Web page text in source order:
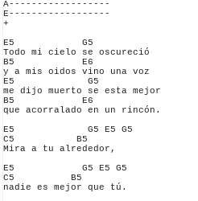
A------------------
E------------------
+
E5            G5
Todo mi cielo se oscureció
B5            E6
y a mis oidos vino una voz
E5             G5
me dijo muerto se esta mejor
B5            E6
que acorralado en un rincón.
E5             G5 E5 G5
C5           B5
Mira a tu alrededor,
E5            G5 E5 G5
C5          B5
nadie es mejor que tú.